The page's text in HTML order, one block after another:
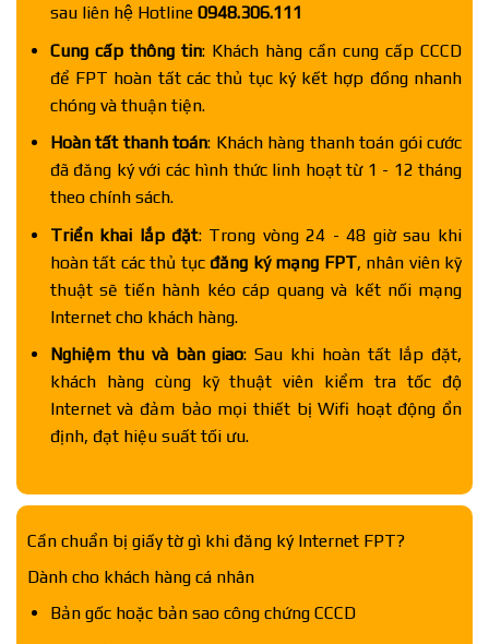
sau liên hệ Hotline 0948.306.111
Cung cấp thông tin: Khách hàng cần cung cấp CCCD
để FPT hoàn tất các thủ tục ký kết hợp đồng nhanh
chóng và thuận tiện.
Hoàn tất thanh toán: Khách hàng thanh toán gói cước
đã đăng ký với các hình thức linh hoạt từ 1 - 12 tháng
theo chính sách.
Triển khai lắp đặt: Trong vòng 24 - 48 giờ sau khi
hoàn tất các thủ tục đăng ký mạng FPT, nhân viên kỹ
thuật sẽ tiến hành kéo cáp quang và kết nối mạng
Internet cho khách hàng.
Nghiệm thu và bàn giao: Sau khi hoàn tất lắp đặt,
khách hàng cùng kỹ thuật viên kiểm tra tốc độ
Internet và đảm bảo mọi thiết bị Wifi hoạt động ổn
định, đạt hiệu suất tối ưu.
Cần chuẩn bị giấy tờ gì khi đăng ký Internet FPT?
Dành cho khách hàng cá nhân
Bản gốc hoặc bản sao công chứng CCCD